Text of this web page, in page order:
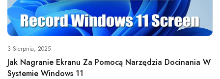
3 Sierpnia, 2025
Jak Nagranie Ekranu Za Pomocą Narzędzia Docinania W
Systemie Windows 11